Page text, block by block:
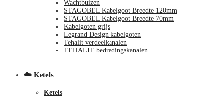
Wachtbuizen
STAGOBEL Kabelgoot Breedte 120mm
STAGOBEL Kabelgoot Breedte 70mm
Kabelgoten grijs
Legrand Design kabelgoten
Tehalit verdeelkanalen
TEHALIT bedradingskanalen
☁️ Ketels
Ketels